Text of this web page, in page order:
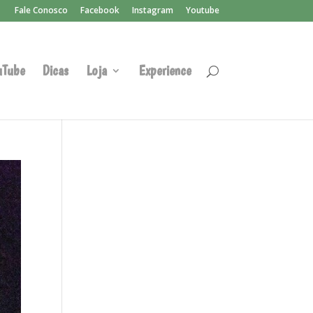
Fale Conosco Facebook Instagram Youtube
Dicas Loja Experience